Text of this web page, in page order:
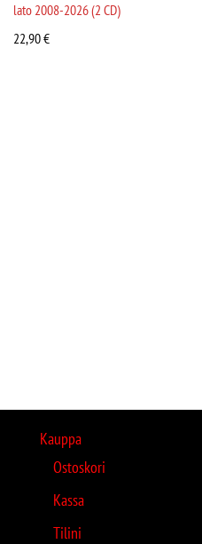
lato 2008-2026 (2 CD)
22,90€
Kauppa
Ostoskori
Kassa
Tilini